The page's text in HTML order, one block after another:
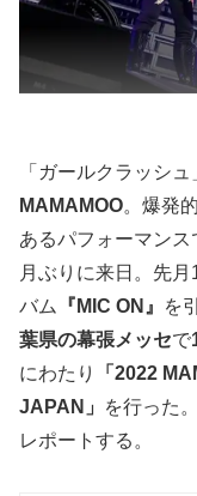
「ガールクラッシ
MAMAMOO。爆発
あるパフォーマン
月ぶりに来日。先
バム
『MIC ON』 を
葉県の幕張メッセで
にわたり
「2022
JAPAN」
を行った
レポートする。